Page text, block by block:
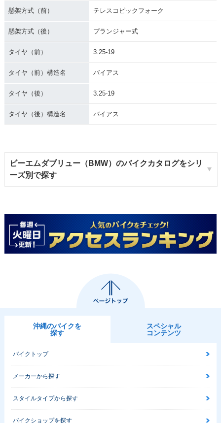
懸架方式（前） テレスコピックフォーク
懸架方式（後） プランジャー式
タイヤ（前） 3.25-19
タイヤ（前）構造名 バイアス
タイヤ（後） 3.25-19
タイヤ（後）構造名 バイアス
ビーエムダブリュー（BMW）のバイクカタログをシリ
ーズ別で探す
沖縄のバイクを
探す
スペシャル
コンテンツ
バイクトップ
メーカーから探す
スタイルタイプから探す
バイクショップを探す